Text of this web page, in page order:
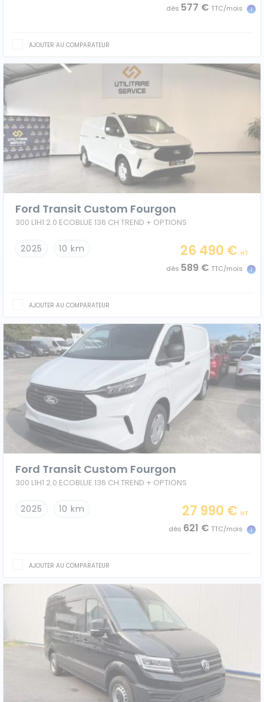
dès 577 € TTC/mois
AJOUTER AU COMPARATEUR
Ford Transit Custom Fourgon
300 L1H1 2.0 ECOBLUE 136 CH TREND + OPTIONS
2025 10 km 26 490 € HT
dès 589 € TTC/mois
AJOUTER AU COMPARATEUR
Ford Transit Custom Fourgon
300 L1H1 2.0 ECOBLUE 136 CH TREND + OPTIONS
2025 10 km 27 990 € HT
dès 621 € TTC/mois
AJOUTER AU COMPARATEUR